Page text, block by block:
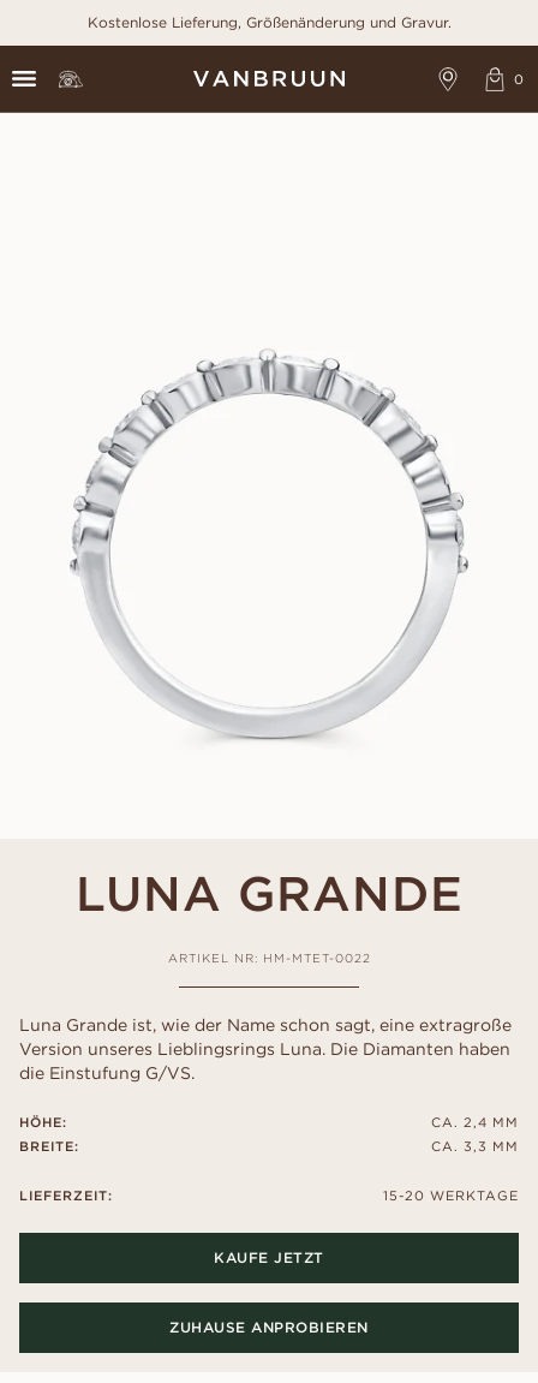
Kostenlose Lieferung, Größenänderung und Gravur.
LUNA GRANDE
ARTIKEL NR: HM-MTET-0022
Luna Grande ist, wie der Name schon sagt, eine extragroße
Version unseres Lieblingsrings Luna. Die Diamanten haben
die Einstufung G/VS.
HÖHE:
BREITE:
CA. 2,4 MM
CA. 3,3 MM
LIEFERZEIT: 15-20 WERKTAGE
KAUFE JETZT
ZUHAUSE ANPROBIEREN